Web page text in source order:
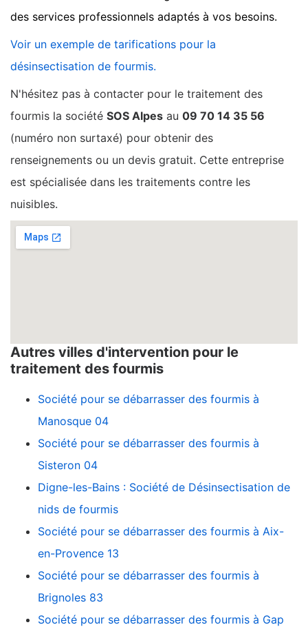
des services professionnels adaptés à vos besoins.
Voir un exemple de tarifications pour la
désinsectisation de fourmis.
N'hésitez pas à contacter pour le traitement des
fourmis la société SOS Alpes au 09 70 14 35 56
(numéro non surtaxé) pour obtenir des
renseignements ou un devis gratuit. Cette entreprise
est spécialisée dans les traitements contre les
nuisibles.
Autres villes d'intervention pour le
traitement des fourmis
Société pour se débarrasser des fourmis à
Manosque 04
Société pour se débarrasser des fourmis à
Sisteron 04
Digne-les-Bains : Société de Désinsectisation de
nids de fourmis
Société pour se débarrasser des fourmis à Aix-
en-Provence 13
Société pour se débarrasser des fourmis à
Brignoles 83
Société pour se débarrasser des fourmis à Gap